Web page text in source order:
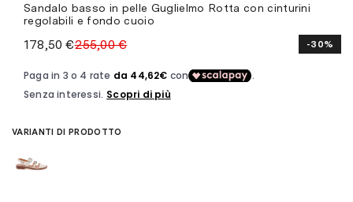
Sandalo basso in pelle Guglielmo Rotta con cinturini
regolabili e fondo cuoio
178,50 €255,00 € -30%
VARIANTI DI PRODOTTO